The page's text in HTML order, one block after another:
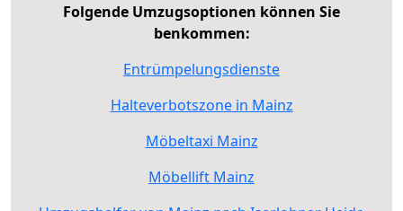
Folgende Umzugsoptionen können Sie
benkommen:
Entrümpelungsdienste
Halteverbotszone in Mainz
Möbeltaxi Mainz
Möbellift Mainz